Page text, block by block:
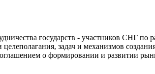
государств - участников СНГ по
задач и механизмов
о формировании и развитии